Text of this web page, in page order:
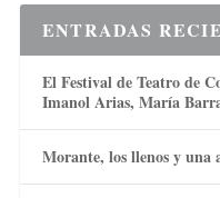
ENTRADAS
El Festival de Teatro de
Imanol Arias, María
Morante, los llenos y una